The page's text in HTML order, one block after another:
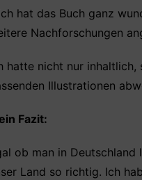
hat das Buch ganz
Nachforschungen
hatte nicht nur inhaltlich,
Illustrationen
Fazit:
ob man in
Land so richtig. Ich